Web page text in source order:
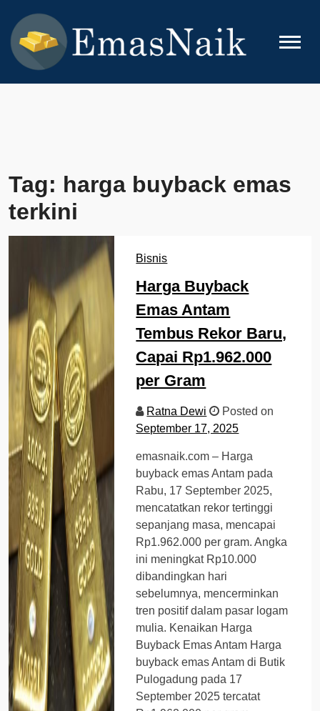
content
EMASNAIK
Topik Seputar Emas
Tag: harga buyback emas
terkini
Bisnis
Harga Buyback
Emas Antam
Tembus Rekor Baru,
Capai Rp1.962.000
per Gram
Ratna Dewi
Posted on
September 17, 2025
emasnaik.com – Harga
buyback emas Antam pada
Rabu, 17 September 2025,
mencatatkan rekor tertinggi
sepanjang masa, mencapai
Rp1.962.000 per gram. Angka
ini meningkat Rp10.000
dibandingkan hari
sebelumnya, mencerminkan
tren positif dalam pasar logam
mulia. Kenaikan Harga
Buyback Emas Antam Harga
buyback emas Antam di Butik
Pulogadung pada 17
September 2025 tercatat